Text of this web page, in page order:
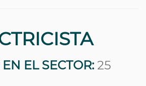
EL SECTOR: 25